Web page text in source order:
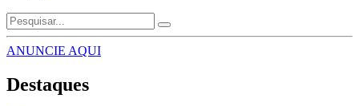
ANUNCIE AQUI
Destaques